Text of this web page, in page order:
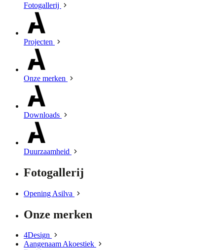
Fotogallerij
Projecten
Onze merken
Downloads
Duurzaamheid
Fotogallerij
Opening Asilva
Onze merken
4Design
Aangenaam Akoestiek